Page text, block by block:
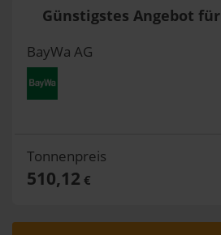
Günstigstes Angebot für
BayWa AG
Tonnenpreis
510,12 €